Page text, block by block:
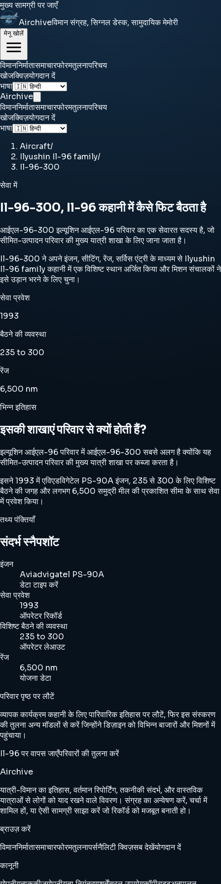
मुख्य सामग्री पर जाएँ
Airchiveविमान संग्रह, सिग्नल डेस्क, सामुदायिक मेमोरी
मेनू खोलें
विमाननिर्मातासमाचारफोरमतुलनापरिचय
खोजक्विज़योगदान दें
भाषा
Airchive
विमाननिर्मातासमाचारफोरमतुलनापरिचय
खोजक्विज़योगदान दें
भाषा
Aircraft/
Ilyushin Il-96 family/
Il-96-300
सेवा में
Il-96-300, Il-96 कहानी में कैसे फिट बैठता है
आईएल-96-300 इल्यूशिन आईएल-96 परिवार का एक सेवारत सदस्य है, जो
सीमित-उत्पादन परिवार की मुख्य यात्री शाखा के लिए जाना जाता है।
Il-96-300 ने अपने इंजन, सीटिंग, रेंज, सर्विस एंट्री के माध्यम से Ilyushin
Il-96 family कहानी में एक विशिष्ट स्थान अर्जित किया और मिशन संचालकों ने
इसे उड़ान भरने के लिए चुना।
सेवा प्रवेश
1993
बैठने की व्यवस्था
235 to 300
रेंज
6,500 nm
भिन्न इतिहास
इसकी शाखाएं परिवार से क्यों होती हैं?
इल्यूशिन आईएल-96 परिवार में आईएल-96-300 सबसे अलग है क्योंकि यह
सीमित-उत्पादन परिवार की मुख्य यात्री शाखा पर कब्जा करता है।
इसने 1993 में एविएडविगेटेल PS-90A इंजन, 235 से 300 के लिए विशिष्ट
बैठने की जगह और लगभग 6,500 समुद्री मील की प्रकाशित सीमा के साथ सेवा
में प्रवेश किया।
तथ्य पंक्तियाँ
संदर्भ स्नैपशॉट
इंजन
Aviadvigatel PS-90A
डेटा टाइप करें
सेवा प्रवेश
1993
ऑपरेटर रिकॉर्ड
विशिष्ट बैठने की व्यवस्था
235 to 300
ऑपरेटर लेआउट
रेंज
6,500 nm
योजना डेटा
परिवार पृष्ठ पर लौटें
व्यापक कार्यक्रम कहानी के लिए पारिवारिक इतिहास पर लौटें, फिर इस संस्करण
की तुलना अन्य मॉडलों से करें जिन्होंने डिज़ाइन को विभिन्न बाजारों और मिशनों में
पहुंचाया।
Il-96 पर वापस जाएँपरिवारों की तुलना करें
Airchive
यात्री-विमान का इतिहास, वर्तमान रिपोर्टिंग, तकनीकी संदर्भ, और वास्तविक
यात्राओं से लोगों को याद रखने वाले विवरण। संग्रह का अन्वेषण करें, चर्चा में
शामिल हों, या ऐसी सामग्री साझा करें जो रिकॉर्ड को मजबूत बनाती हो।
ब्राउज़ करें
विमाननिर्मातासमाचारफोरमतुलनापर्सनैलिटी क्विज़सब देखेंयोगदान दें
कानूनी